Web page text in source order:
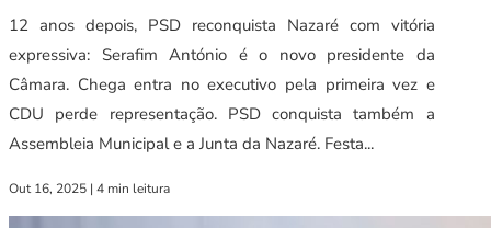
12 anos depois, PSD reconquista Nazaré com vitória
expressiva: Serafim António é o novo presidente da
Câmara. Chega entra no executivo pela primeira vez e
CDU perde representação. PSD conquista também a
Assembleia Municipal e a Junta da Nazaré. Festa...
Out 16, 2025 | 4 min leitura